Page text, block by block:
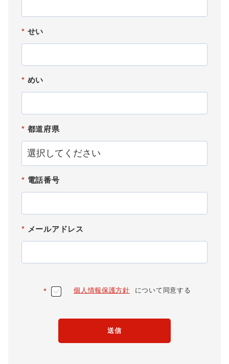
* せい
* めい
* 都道府県
* 電話番号
* メールアドレス
* 個人情報保護方針 について同意する
送信